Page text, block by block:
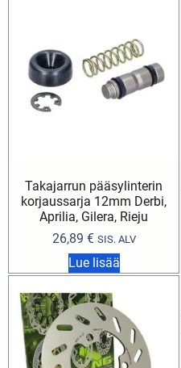
Takajarrun pääsylinterin
korjaussarja 12mm Derbi,
Aprilia, Gilera, Rieju
26,89 € SIS. ALV
Lue lisää